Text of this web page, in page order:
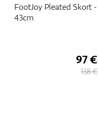
FootJoy Pleated Skort -
43cm
97 €
138 €